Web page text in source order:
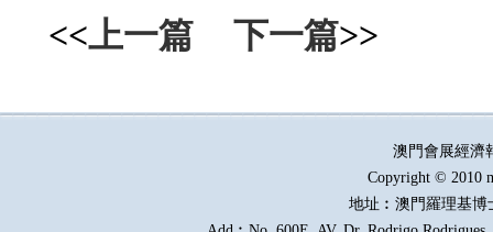
<<上一篇 下一篇>>
澳門會展經
Copyright © 2010
地址︰澳門羅理基博